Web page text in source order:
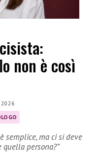
non è così
2026
semplice, ma ci si deve
quella persona?”